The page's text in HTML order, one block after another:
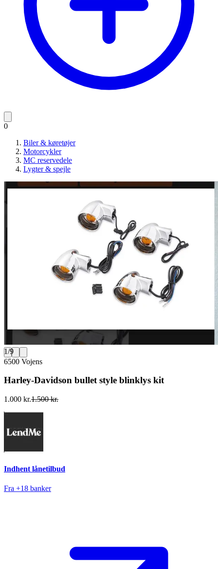
0
Biler & køretøjer
Motorcykler
MC reservedele
Lygter & spejle
1/9
6500 Vojens
Harley-Davidson bullet style blinklys kit
1.000 kr.1.500 kr.
Indhent lånetilbud
Fra +18 banker